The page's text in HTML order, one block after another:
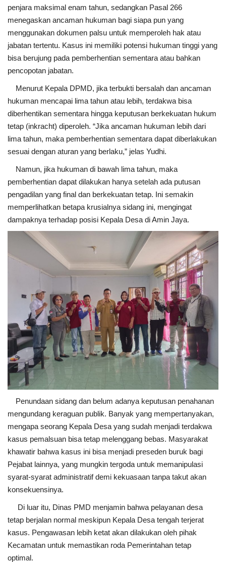
penjara maksimal enam tahun, sedangkan Pasal 266
menegaskan ancaman hukuman bagi siapa pun yang
menggunakan dokumen palsu untuk memperoleh hak atau
jabatan tertentu. Kasus ini memiliki potensi hukuman tinggi yang
bisa berujung pada pemberhentian sementara atau bahkan
pencopotan jabatan.
Menurut Kepala DPMD, jika terbukti bersalah dan ancaman
hukuman mencapai lima tahun atau lebih, terdakwa bisa
diberhentikan sementara hingga keputusan berkekuatan hukum
tetap (inkracht) diperoleh. “Jika ancaman hukuman lebih dari
lima tahun, maka pemberhentian sementara dapat diberlakukan
sesuai dengan aturan yang berlaku,” jelas Yudhi.
Namun, jika hukuman di bawah lima tahun, maka
pemberhentian dapat dilakukan hanya setelah ada putusan
pengadilan yang final dan berkekuatan tetap. Ini semakin
memperlihatkan betapa krusialnya sidang ini, mengingat
dampaknya terhadap posisi Kepala Desa di Amin Jaya.
Penundaan sidang dan belum adanya keputusan penahanan
mengundang keraguan publik. Banyak yang mempertanyakan,
mengapa seorang Kepala Desa yang sudah menjadi terdakwa
kasus pemalsuan bisa tetap melenggang bebas. Masyarakat
khawatir bahwa kasus ini bisa menjadi preseden buruk bagi
Pejabat lainnya, yang mungkin tergoda untuk memanipulasi
syarat-syarat administratif demi kekuasaan tanpa takut akan
konsekuensinya.
Di luar itu, Dinas PMD menjamin bahwa pelayanan desa
tetap berjalan normal meskipun Kepala Desa tengah terjerat
kasus. Pengawasan lebih ketat akan dilakukan oleh pihak
Kecamatan untuk memastikan roda Pemerintahan tetap
optimal.